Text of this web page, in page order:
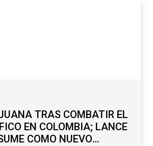
TRAS COMBATIR EL
EN COLOMBIA; LANCE
COMO NUEVO